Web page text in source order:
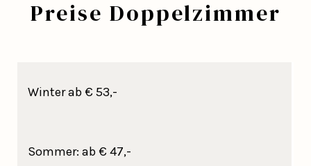
Preise Doppelzimmer
Winter ab € 53,-
Sommer: ab € 47,-